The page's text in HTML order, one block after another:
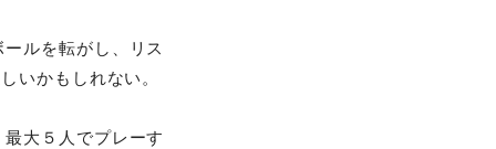
ルを転がし、リス
いかもしれない。
大５人でプレーす